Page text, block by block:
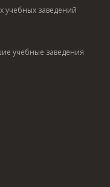
учебных заведений
учебные заведения